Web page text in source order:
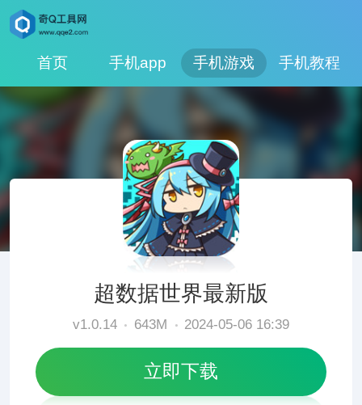
首页 手机app 手机游戏 手机教程
超数据世界最新版
v1.0.14 643M 2024-05-06 16:39
立即下载